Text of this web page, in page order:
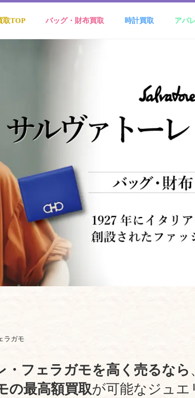
取TOP バッグ・財布買取 時計買取 アパ
ラガモ
・フェラガモを高く売るなら
の最高額買取が可能なジュエ